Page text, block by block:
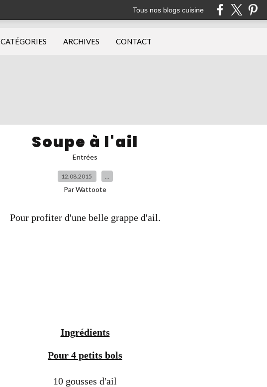
Tous nos blogs cuisine
CATÉGORIES ARCHIVES CONTACT
Soupe à l'ail
Entrées
12.08.2015 …
Par Wattoote
Pour profiter d'une belle grappe d'ail.
Ingrédients
Pour 4 petits bols
10 gousses d'ail